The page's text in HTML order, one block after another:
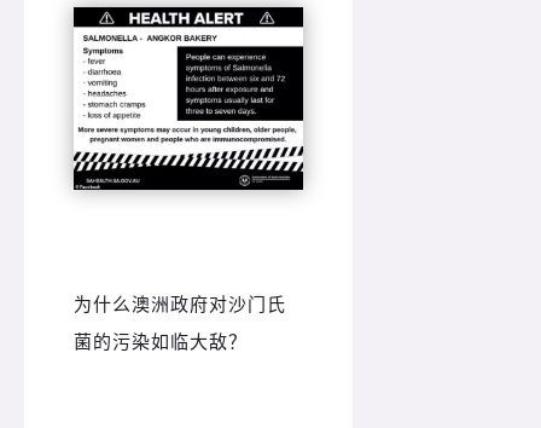
为什么澳洲政府对沙门氏
菌的污染如临大敌？